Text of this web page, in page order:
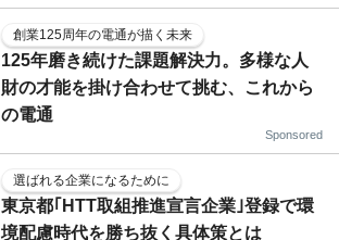
創業125周年の電通が描く未来
125年磨き続けた課題解決力。多様な人
財の才能を掛け合わせて挑む、これから
の電通
Sponsored
選ばれる企業になるために
東京都｢HTT取組推進宣言企業｣登録で環
境配慮時代を勝ち抜く具体策とは